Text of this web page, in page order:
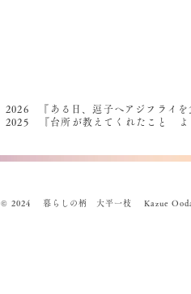
2026 『ある日、逗子へアジフライを
2025 『台所が教えてくれたこと よ
© 2024 暮らしの柄 大平一枝 Kazue